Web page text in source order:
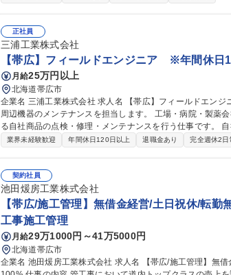
正社員
三浦工業株式会社
【帯広】フィールドエンジニア ※年間休日
月給25万円以上
北海道帯広市
企業名 三浦工業株式会社 求人名 【帯広】フィールドエンジニア ※年間休日125日 仕事の内容 自社製ボイラ及び
周辺機器のメンテナンスを担当します。 工場・病院・製薬
る自社商品の点検・修理・メンテナンスを行う仕事です。 自社商品を導入されているお客様（工場）を訪問し、
定期点検やトラブル発生時の修理などを担当。またお客様
※年間休日125日
業界未経験歓迎 年間休日120日以上 退職金あり 完全週休2日
契約社員
池田煖房工業株式会社
【帯広/施工管理】無借金経営/土日祝休/転
工事施工管理
月給29万1000円～41万5000円
北海道帯広市
企業名 池田煖房工業株式会社 求人名 【帯広/施工管理】無借金経営/土日祝休/転勤無/8年連続業績賞与/正社員登用